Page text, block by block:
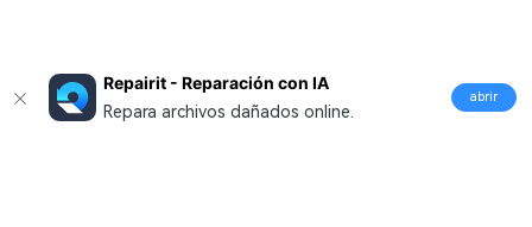
Repairit - Reparación con IA
Repara archivos dañados online.
abrir